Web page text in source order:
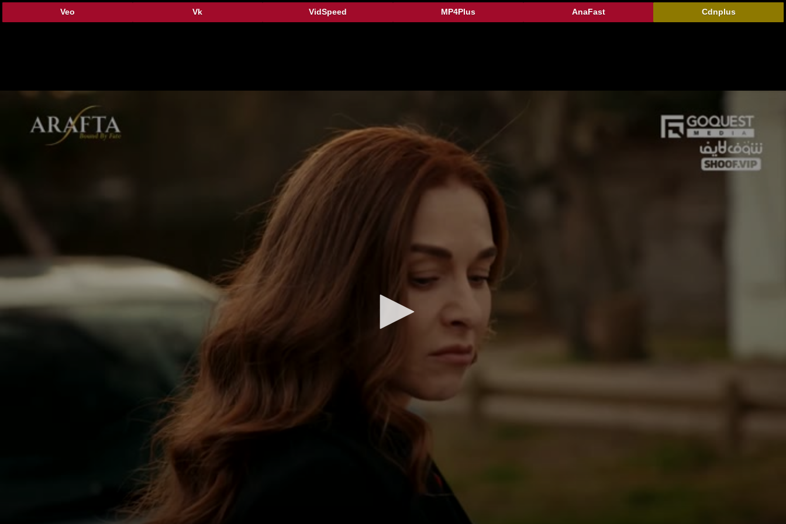
Cdnplus
AnaFast
MP4Plus
VidSpeed
Vk
Veo